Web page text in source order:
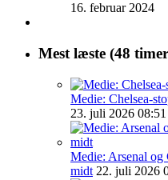
16. februar 2024
Mest læste (48
Medie: Chelsea-
23. juli 2026 08:51
Medie: Arsenal og
midt 22. juli 2026